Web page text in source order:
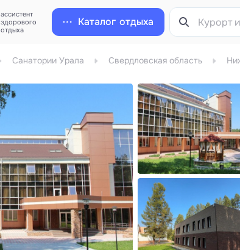
ассистент
здорового
отдыха
Каталог отдыха
Санатории Урала Свердловская область